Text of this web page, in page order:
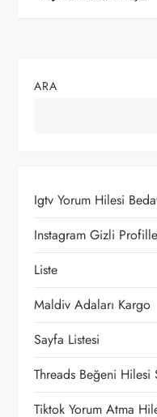
i
n
m
e
s
ARA
Igtv Yorum Hilesi
Instagram Gizli
Liste
Maldiv Adaları Kargo
Sayfa Listesi
Threads Beğeni Hilesi
Tiktok Yorum Atma